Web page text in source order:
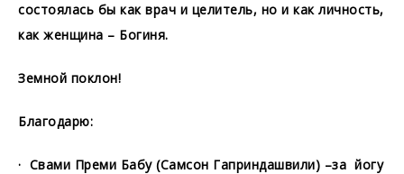
состоялась бы как врач и целитель, но и как личность,
как женщина – Богиня.
Земной поклон!
Благодарю:
· Свами Преми Бабу (Самсон Гаприндашвили) –за йогу